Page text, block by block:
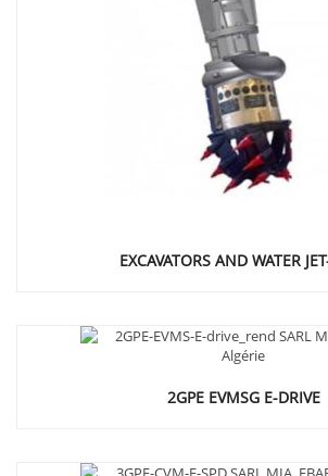
EXCAVATORS AND WATER
2GPE EVMSG E-DRIVE